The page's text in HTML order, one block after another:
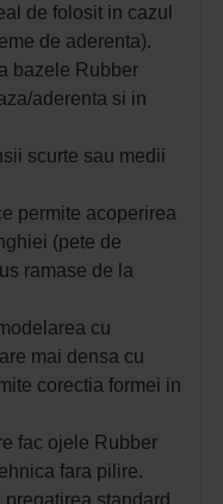
de folosit in cazul
de aderenta).
bazele Rubber
aderenta si in
scurte sau medii
permite acoperirea
(pete de
ramase de la
cu
mai densa cu
corectia formei in
fac ojele Rubber
fara pilire.
standard